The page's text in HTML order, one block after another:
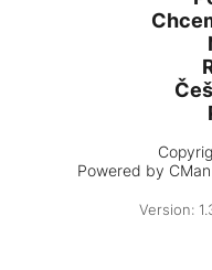
Powered by CMan
Version: